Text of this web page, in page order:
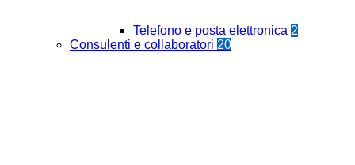
Telefono e posta elettronica 2
Consulenti e collaboratori 20